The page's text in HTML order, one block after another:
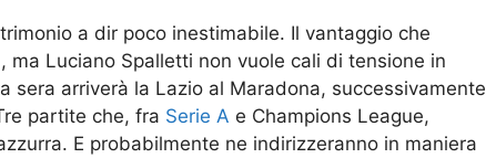
a dir poco inestimabile. Il vantaggio che
ma Luciano Spalletti non vuole cali di tensione in
sera arriverà la Lazio al Maradona, successivamente
partite che, fra Serie A e Champions League,
E probabilmente ne indirizzeranno in maniera